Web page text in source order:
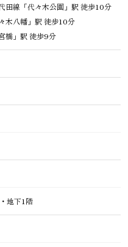
田線「代々木公園」駅 徒歩10分
木八幡」駅 徒歩10分
橋」駅 徒歩9分
地下1階